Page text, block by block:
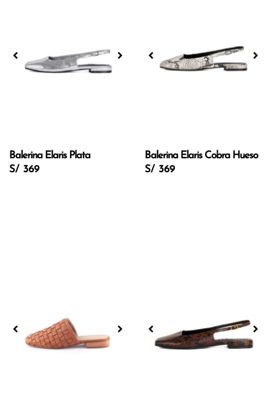
Balerina Elaris Plata
S/ 369
Balerina Elaris Cobra Hueso
S/ 369